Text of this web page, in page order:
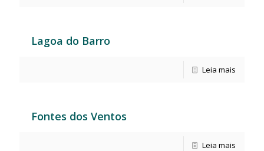
Lagoa do Barro
Leia mais
Fontes dos Ventos
Leia mais